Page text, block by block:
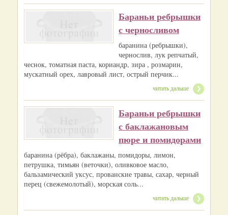
Бараньи ребрышки
с черносливом
баранина (ребрышки),
чернослив, лук репчатый,
чеснок, томатная паста, кориандр, зира , розмарин,
мускатный орех, лавровый лист, острый перчик...
читать дальше
Бараньи ребрышки
с баклажановым
пюре и помидорами
баранина (рёбра), баклажаны, помидоры, лимон,
петрушка, тимьян (веточки), оливковое масло,
бальзамический уксус, прованские травы, сахар, черный
перец (свежемолотый), морская соль...
читать дальше